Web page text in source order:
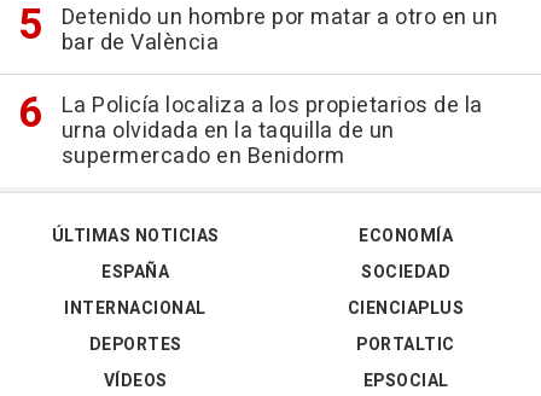
Detenido un hombre por matar a otro en un
bar de València
La Policía localiza a los propietarios de la
urna olvidada en la taquilla de un
supermercado en Benidorm
ÚLTIMAS NOTICIAS
ESPAÑA
INTERNACIONAL
DEPORTES
VÍDEOS
ECONOMÍA
SOCIEDAD
CIENCIAPLUS
PORTALTIC
EPSOCIAL